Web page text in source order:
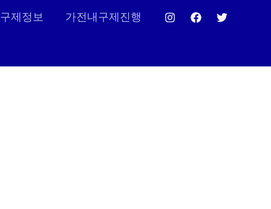
제정보 가전내구제진행